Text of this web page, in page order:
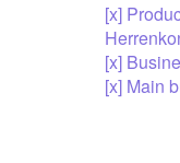
[x]
[x]
[x] Main